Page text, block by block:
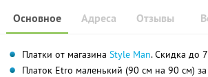
Основное Отзывы
Адреса
Платки от магазина Style Man. Скидка до
Платок Etro маленький (90 см на 90 см) за